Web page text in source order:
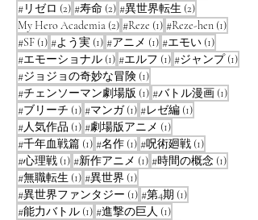
#リゼロ (2)2 posts
#寿命 (2)2 posts
#異世界転生 (2)2 posts
My Hero Academia (2)2 posts
#Reze (1)1 post
#Reze-hen (1)1 post
#SF (1)1 post
#よう実 (1)1 post
#アニメ (1)1 post
#エモい (1)1 post
#エモーショナル (1)1 post
#エルフ (1)1 post
#ジャンプ (1)1 post
#ジョジョの奇妙な冒険 (1)1 post
#チェンソーマン劇場版 (1)1 post
#バトル漫画 (1)1 post
#ブリーチ (1)1 post
#マンガ (1)1 post
#レゼ編 (1)1 post
#人気作品 (1)1 post
#劇場版アニメ (1)1 post
#千年血戦篇 (1)1 post
#名作 (1)1 post
#呪術廻戦 (1)1 post
#心理戦 (1)1 post
#新作アニメ (1)1 post
#時間の概念 (1)1 post
#無職転生 (1)1 post
#異世界 (1)1 post
#異世界ファンタジー (1)1 post
#第4期 (1)1 post
#能力バトル (1)1 post
#進撃の巨人 (1)1 post